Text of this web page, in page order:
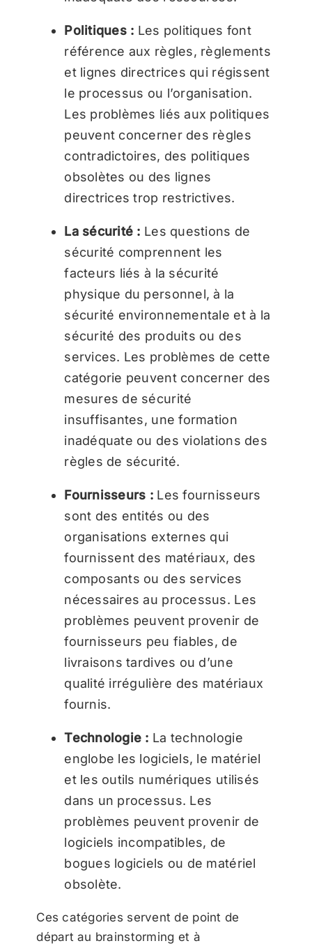
Politiques : Les politiques font
référence aux règles, règlements
et lignes directrices qui régissent
le processus ou l’organisation.
Les problèmes liés aux politiques
peuvent concerner des règles
contradictoires, des politiques
obsolètes ou des lignes
directrices trop restrictives.
La sécurité : Les questions de
sécurité comprennent les
facteurs liés à la sécurité
physique du personnel, à la
sécurité environnementale et à la
sécurité des produits ou des
services. Les problèmes de cette
catégorie peuvent concerner des
mesures de sécurité
insuffisantes, une formation
inadéquate ou des violations des
règles de sécurité.
Fournisseurs : Les fournisseurs
sont des entités ou des
organisations externes qui
fournissent des matériaux, des
composants ou des services
nécessaires au processus. Les
problèmes peuvent provenir de
fournisseurs peu fiables, de
livraisons tardives ou d’une
qualité irrégulière des matériaux
fournis.
Technologie : La technologie
englobe les logiciels, le matériel
et les outils numériques utilisés
dans un processus. Les
problèmes peuvent provenir de
logiciels incompatibles, de
bogues logiciels ou de matériel
obsolète.
Ces catégories servent de point de
départ au brainstorming et à